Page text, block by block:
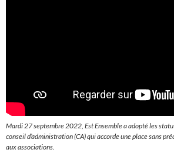
Mardi 27 septembre 2022, Est Ensemble a adopté les
conseil d’administration (CA) qui accorde une place sans
aux associations.